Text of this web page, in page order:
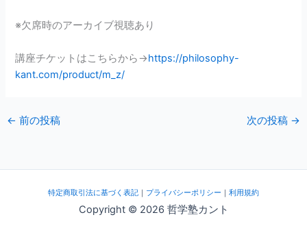
※欠席時のアーカイブ視聴あり
講座チケットはこちらから→https://philosophy-
kant.com/product/m_z/
← 前の投稿 次の投稿 →
特定商取引法に基づく表記 ｜ プライバシーポリシー ｜ 利用規約
Copyright © 2026 哲学塾カント